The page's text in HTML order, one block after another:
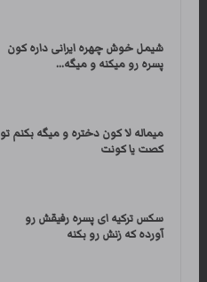
شیمل خوش چهره ایرانی داره کون
پسره رو میکنه و میگه...
میماله لا کون دختره و میگه بکنم تو
کصت یا کونت
سکس ترکیه ای پسره رفیقش رو
آورده که زنش رو بکنه